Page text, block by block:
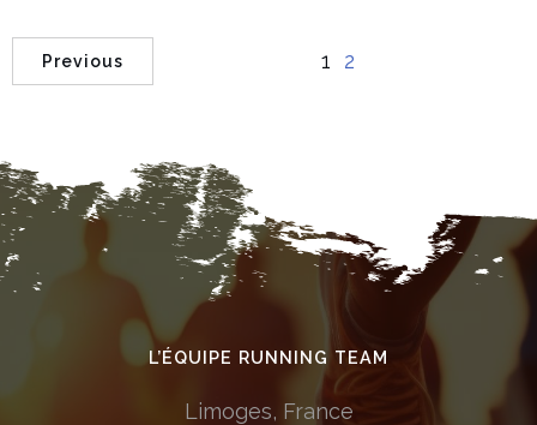
Previous 1 2
L’ÉQUIPE RUNNING TEAM
Limoges, France